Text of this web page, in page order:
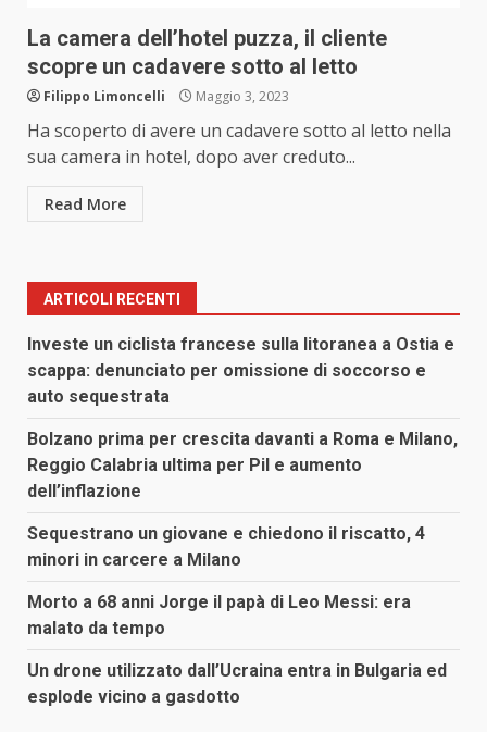
La camera dell’hotel puzza, il cliente
scopre un cadavere sotto al letto
Filippo Limoncelli Maggio 3, 2023
Ha scoperto di avere un cadavere sotto al letto nella
sua camera in hotel, dopo aver creduto...
Read More
ARTICOLI RECENTI
Investe un ciclista francese sulla litoranea a Ostia e
scappa: denunciato per omissione di soccorso e
auto sequestrata
Bolzano prima per crescita davanti a Roma e Milano,
Reggio Calabria ultima per Pil e aumento
dell’inflazione
Sequestrano un giovane e chiedono il riscatto, 4
minori in carcere a Milano
Morto a 68 anni Jorge il papà di Leo Messi: era
malato da tempo
Un drone utilizzato dall’Ucraina entra in Bulgaria ed
esplode vicino a gasdotto